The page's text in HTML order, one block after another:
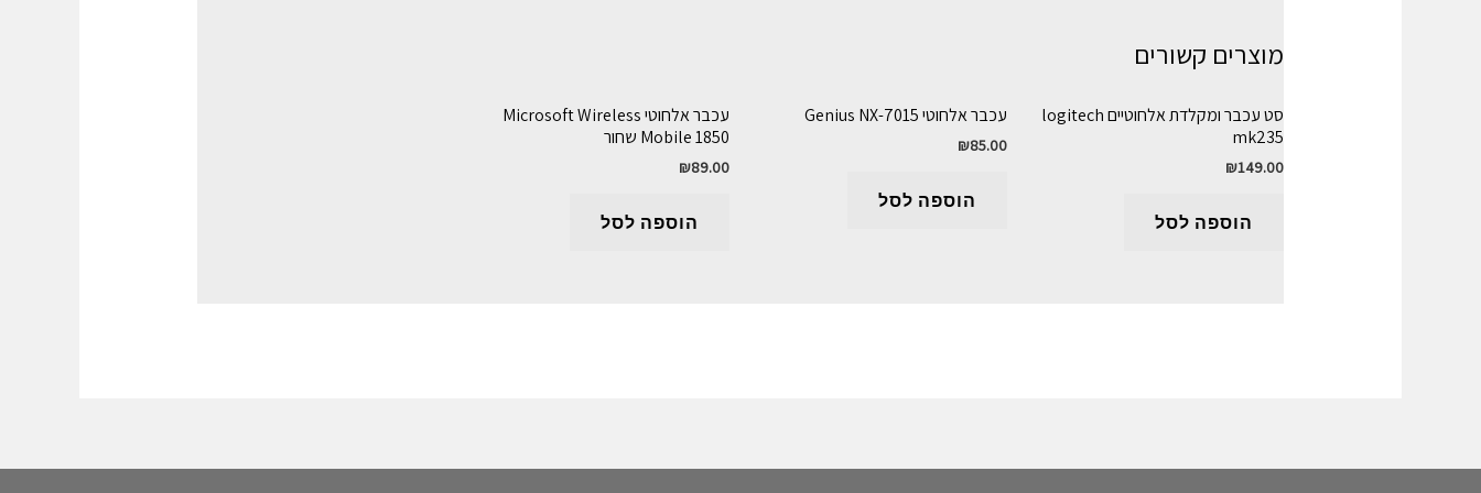
מוצרים קשורים
סט עכבר ומקלדת אלחוטיים logitech
mk235
₪149.00
הוספה לסל
עכבר אלחוטי Genius NX-7015
₪85.00
הוספה לסל
עכבר אלחוטי Microsoft Wireless
Mobile 1850 שחור
₪89.00
הוספה לסל